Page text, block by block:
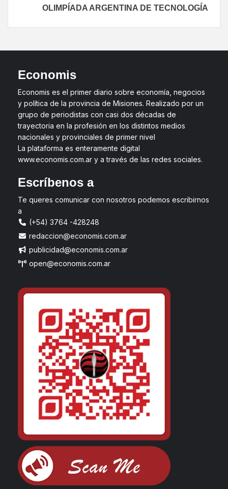
OLIMPÍADA ARGENTINA DE TECNOLOGÍA
Economis
Economis es el primer diario sobre economía, negocios
y política de la provincia de Misiones. Realizado por un
grupo de periodistas con casi dos décadas de
trayectoria en la profesión en los distintos medios
nacionales y provinciales de primer nivel
La plataforma es enteramente digital
www.economis.com.ar y a través de las redes sociales.
Escríbenos a
Te queres comunicar con nosotros podemos escribirnos
a
(+54) 3764 -428248
redaccion@economis.com.ar
publicidad@economis.com.ar
open@economis.com.ar